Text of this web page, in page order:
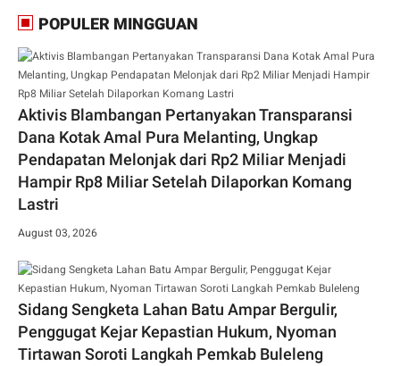
POPULER MINGGUAN
Aktivis Blambangan Pertanyakan Transparansi
Dana Kotak Amal Pura Melanting, Ungkap
Pendapatan Melonjak dari Rp2 Miliar Menjadi
Hampir Rp8 Miliar Setelah Dilaporkan Komang
Lastri
August 03, 2026
Sidang Sengketa Lahan Batu Ampar Bergulir,
Penggugat Kejar Kepastian Hukum, Nyoman
Tirtawan Soroti Langkah Pemkab Buleleng